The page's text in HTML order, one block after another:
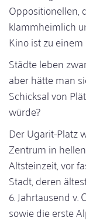
Oppositionellen,
klammheimlich
Kino ist zu
Städte leben
aber hätte man
Schicksal von
würde?
Der Ugarit-Platz
Zentrum in
Altsteinzeit, vor
Stadt, deren
6. Jahrtausend
sowie die erste